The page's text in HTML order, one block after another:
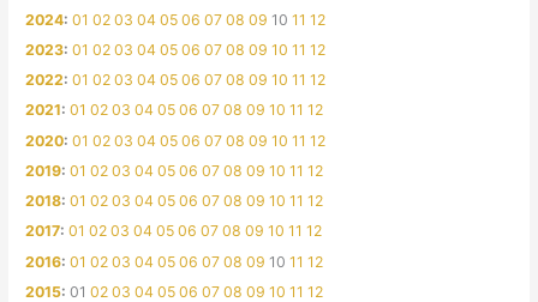
2024:01 02 03 04 05 06 07 08 09 10 11 12
2023:01 02 03 04 05 06 07 08 09 10 11 12
2022:01 02 03 04 05 06 07 08 09 10 11 12
2021:01 02 03 04 05 06 07 08 09 10 11 12
2020:01 02 03 04 05 06 07 08 09 10 11 12
2019:01 02 03 04 05 06 07 08 09 10 11 12
2018:01 02 03 04 05 06 07 08 09 10 11 12
2017:01 02 03 04 05 06 07 08 09 10 11 12
2016:01 02 03 04 05 06 07 08 09 10 11 12
2015:01 02 03 04 05 06 07 08 09 10 11 12